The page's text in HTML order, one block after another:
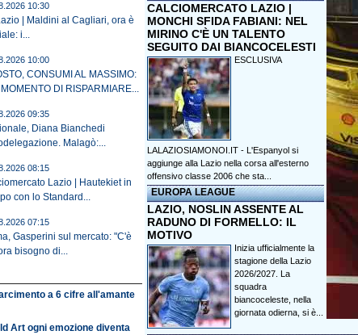
10:30
| Maldini al Cagliari, ora è
i...
10:00
CONSUMI AL MASSIMO:
MOMENTO DI RISPARMIARE...
09:35
Diana Bianchedi
Malagò:...
08:15
Lazio | Hautekiet in
con lo Standard...
07:15
Gasperini sul mercato: "C'è
bisogno di...
a 6 cifre all'amante
Art ogni emozione diventa
CALCIOMERCATO LAZIO |
MONCHI SFIDA FABIANI: NEL
MIRINO C'È UN TALENTO
SEGUITO DAI BIANCOCELESTI
ESCLUSIVA
LALAZIOSIAMONOI.IT - L'Espanyol si
aggiunge alla Lazio nella corsa all'esterno
offensivo classe 2006 che sta...
EUROPA LEAGUE
LAZIO, NOSLIN ASSENTE AL
RADUNO DI FORMELLO: IL
MOTIVO
Inizia ufficialmente la
stagione della Lazio
2026/2027. La
squadra
biancoceleste, nella
giornata odierna, si è...